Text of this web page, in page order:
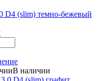
D4 (slim) темно-бежевый
В наличии